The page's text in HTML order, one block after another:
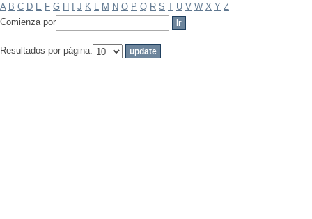
A B C D E F G H J K L M N O P Q R S T U V W X Y Z
Comienza por
Resultados por página: